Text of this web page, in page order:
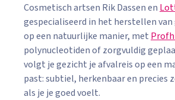
Cosmetisch artsen Rik Dassen en
gespecialiseerd in het herstellen
op een natuurlijke manier, met
polynucleotiden of zorgvuldig
volgt je gezicht je afvalreis op een
past: subtiel, herkenbaar en precies
als je je goed voelt.